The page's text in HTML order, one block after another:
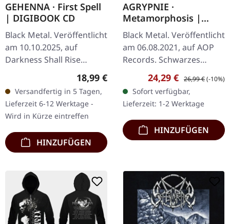
GEHENNA · First Spell
| DIGIBOOK CD
Black Metal. Veröffentlicht
am 10.10.2025, auf
Darkness Shall Rise
Productions. CD im
Digibook mit Interview,
vielen, neuen Bildern…
Regulärer Preis:
18,99 €
Versandfertig in 5 Tagen,
Lieferzeit 6-12 Werktage -
Wird in Kürze eintreffen
HINZUFÜGEN
AGRYPNIE ·
Metamorphosis |
BLACK 2LP
Black Metal. Veröffentlicht
am 06.08.2021, auf AOP
Records. Schwarzes
Doppel-Vinyl im Gatefold-
Cover mit 12-seitigem
Booklet im LP-Format.
Agrypnie…
Verkaufspreis:
24,29 € Regulärer Preis:
26,99 €(-10%)
Sofort verfügbar,
Lieferzeit: 1-2 Werktage
HINZUFÜGEN